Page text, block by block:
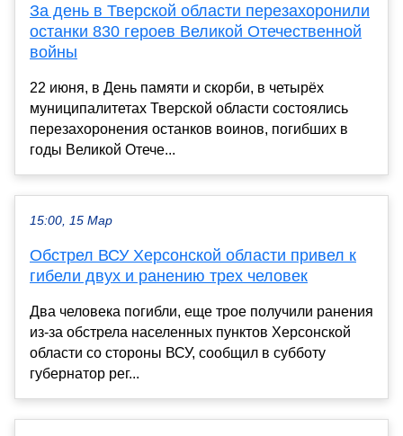
За день в Тверской области перезахоронили
останки 830 героев Великой Отечественной
войны
22 июня, в День памяти и скорби, в четырёх
муниципалитетах Тверской области состоялись
перезахоронения останков воинов, погибших в
годы Великой Отече...
15:00, 15 Мар
Обстрел ВСУ Херсонской области привел к
гибели двух и ранению трех человек
Два человека погибли, еще трое получили ранения
из-за обстрела населенных пунктов Херсонской
области со стороны ВСУ, сообщил в субботу
губернатор рег...